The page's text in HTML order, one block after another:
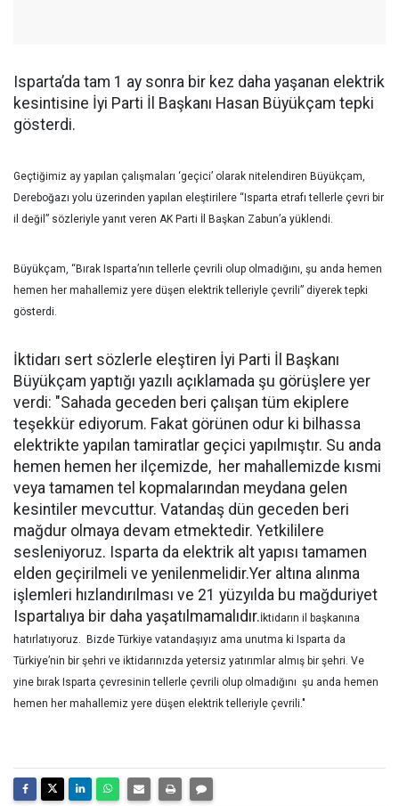
Isparta’da tam 1 ay sonra bir kez daha yaşanan elektrik
kesintisine İyi Parti İl Başkanı Hasan Büyükçam tepki
gösterdi.
Geçtiğimiz ay yapılan çalışmaları ‘geçici’ olarak nitelendiren Büyükçam,
Dereboğazı yolu üzerinden yapılan eleştirilere “Isparta etrafı tellerle çevri bir
il değil” sözleriyle yanıt veren AK Parti İl Başkan Zabun’a yüklendi.
Büyükçam, “Bırak Isparta’nın tellerle çevrili olup olmadığını, şu anda hemen
hemen her mahallemiz yere düşen elektrik telleriyle çevrili” diyerek tepki
gösterdi.
İktidarı sert sözlerle eleştiren İyi Parti İl Başkanı
Büyükçam yaptığı yazılı açıklamada şu görüşlere yer
verdi: "Sahada geceden beri çalışan tüm ekiplere
teşekkür ediyorum. Fakat görünen odur ki bilhassa
elektrikte yapılan tamiratlar geçici yapılmıştır. Su anda
hemen hemen her ilçemizde, her mahallemizde kısmi
veya tamamen tel kopmalarından meydana gelen
kesintiler mevcuttur. Vatandaş dün geceden beri
mağdur olmaya devam etmektedir. Yetkililere
sesleniyoruz. Isparta da elektrik alt yapısı tamamen
elden geçirilmeli ve yenilenmelidir.Yer altına alınma
işlemleri hızlandırılması ve 21 yüzyılda bu mağduriyet
Ispartalıya bir daha yaşatılmamalıdır.İktidarın il başkanına
hatırlatıyoruz. Bizde Türkiye vatandaşıyız ama unutma ki Isparta da
Türkiye’nin bir şehri ve iktidarınızda yetersiz yatırımlar almış bir şehri. Ve
yine bırak Isparta çevresinin tellerle çevrili olup olmadığını şu anda hemen
hemen her mahallemiz yere düşen elektrik telleriyle çevrili."